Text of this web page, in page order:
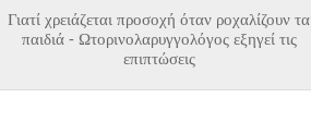
Γιατί χρειάζεται προσοχή όταν ροχαλίζουν τα
παιδιά - Ωτορινολαρυγγολόγος εξηγεί τις
επιπτώσεις